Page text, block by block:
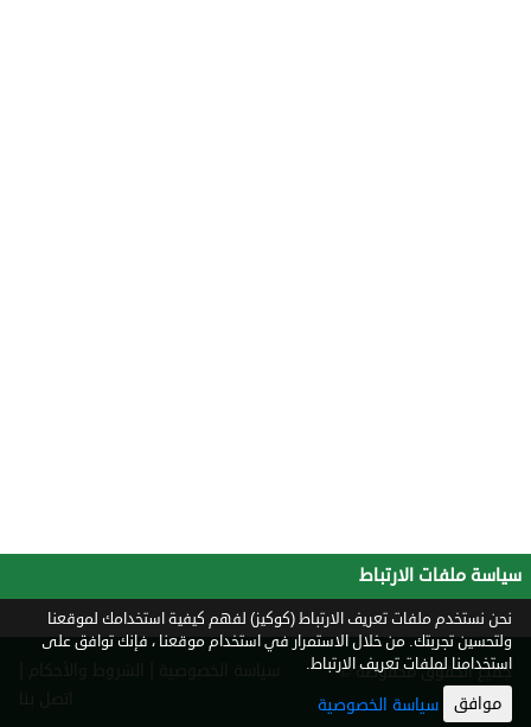
جميع الحقوق محفوظة ©
2026
سياسة ملفات الارتباط
نحن نستخدم ملفات تعريف الارتباط (كوكيز) لفهم كيفية استخدامك لموقعنا
ولتحسين تجربتك. من خلال الاستمرار في استخدام موقعنا ، فإنك توافق على
استخدامنا لملفات تعريف الارتباط.
موافق سياسة الخصوصية